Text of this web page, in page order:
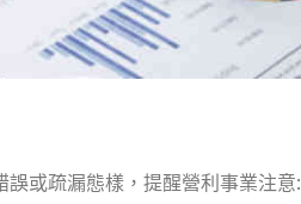
或疏漏態樣，提醒營利事業注意: